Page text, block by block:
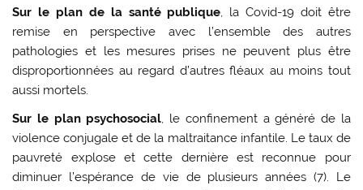
Sur le plan de la santé publique , la Covid-19 doit être
remise en perspective avec l’ensemble des autres
pathologies et les mesures prises ne peuvent plus être
disproportionnées au regard d’autres fléaux au moins tout
aussi mortels.
Sur le plan psychosocial, le confinement a généré de la
violence conjugale et de la maltraitance infantile. Le taux de
pauvreté explose et cette dernière est reconnue pour
diminuer l’espérance de vie de plusieurs années (7). Le